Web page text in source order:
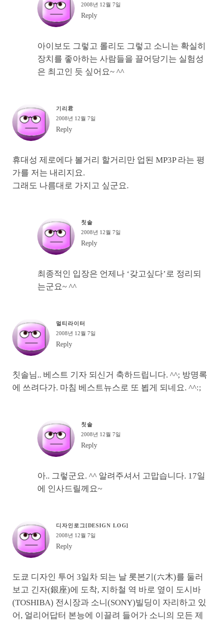
2008년 12월 7일
Reply
아이보도 그렇고 롤리도 그렇고 소니는 확실히
장치를 좋아하는 사람들을 끌어당기는 실험성
은 최고인 듯 싶어요~ ^^
기리君
2008년 12월 7일
Reply
휴대성 제로에다 볼거리 할거리만 업된 MP3P 라는 평
가를 저는 내리지요.
그래도 나름대로 가지고 싶군요.
칫솔
2008년 12월 7일
Reply
최종적인 입장은 언제나 ‘갖고싶다’로 정리되
는군요~ ^^
멀티라이터
2008년 12월 7일
Reply
칫솔님.. 베스트 기자 되신거 축하드립니다. ^^; 방명록
에 쓰려다가. 마침 베스트뉴스로 또 뵙게 되네요. ^^:;
칫솔
2008년 12월 7일
Reply
아.. 그렇군요. ^^ 알려주셔서 고맙습니다. 17일
에 인사드릴께요~
디자인로그[DESIGN LOG]
2008년 12월 7일
Reply
도쿄 디자인 투어 3일차 되는 날 롯본기(六木)를 둘러
보고 긴자(銀座)에 도착, 지하철 역 바로 옆이 도시바
(TOSHIBA) 전시장과 소니(SONY)빌딩이 자리하고 있
어, 얼리어답터 본능에 이끌려 들어가 소니의 모든 제